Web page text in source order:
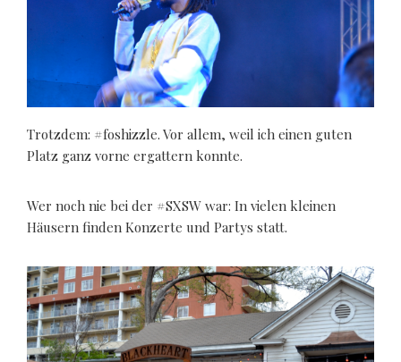
Trotzdem: #foshizzle. Vor allem, weil ich einen guten
Platz ganz vorne ergattern konnte.
Wer noch nie bei der #SXSW war: In vielen kleinen
Häusern finden Konzerte und Partys statt.